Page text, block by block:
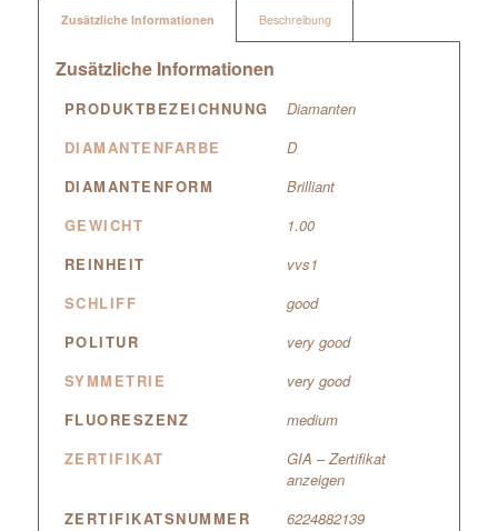
Zusätzliche Informationen Beschreibung
Zusätzliche Informationen
PRODUKTBEZEICHNUNG
Diamanten
DIAMANTENFARBE
D
DIAMANTENFORM
Brilliant
GEWICHT
1.00
REINHEIT
vvs1
SCHLIFF
good
POLITUR
very good
SYMMETRIE
very good
FLUORESZENZ
medium
ZERTIFIKAT
GIA – Zertifikat
anzeigen
ZERTIFIKATSNUMMER
6224882139